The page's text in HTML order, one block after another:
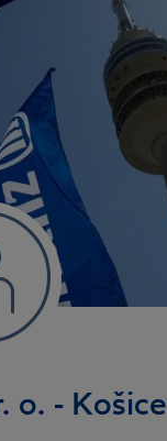
o. - Košice